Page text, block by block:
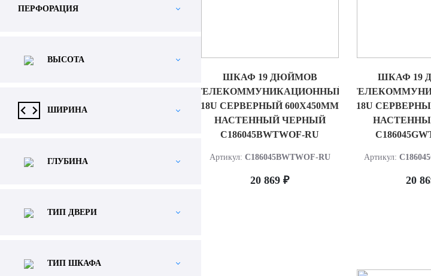
ПЕРФОРАЦИЯ
ВЫСОТА
ШИРИНА
ГЛУБИНА
ТИП ДВЕРИ
ТИП ШКАФА
ШКАФ 19 ДЮЙМОВ
ТЕЛЕКОММУНИКАЦИОННЫЙ
18U СЕРВЕРНЫЙ 600Х450ММ
НАСТЕННЫЙ ЧЕРНЫЙ
C186045BWTWOF-RU
Артикул: C186045BWTWOF-RU
20 869 ₽
ШКАФ 19
18U
Артикул:
20